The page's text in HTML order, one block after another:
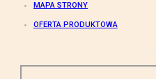
MAPA STRONY
OFERTA PRODUKTOWA